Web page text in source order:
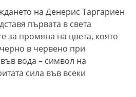
на Денерис Таргариен
първата в света
за промяна на цвета, която
в червено при
вода – символ на
сила във всеки